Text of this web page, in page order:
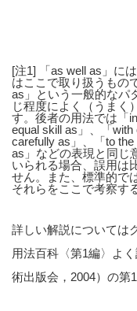
[注1] 「as well as」に
はここで取り扱うもの
as」という一般的なパ
じ程度によく（うまく
す。後者の用法では「
equal skill as」、「
carefully as」、「to
as」などの表現と同じ
いられる場合、誤用は
せん。また、標準的で
それらをここで考察す
詳しい解説については
用法百科〈第1編〉よ
術出版会，2004）の第